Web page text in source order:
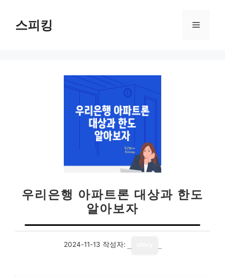
스피킹 메
우리은행 아파트론 대상과 한도
알아보자
2024-11-13 작성자: